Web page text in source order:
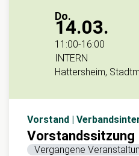
Do.
14.03.
11:00-16:00
INTERN
Hattersheim,
Vorstand |
Vorstandssitzung
Vergangene